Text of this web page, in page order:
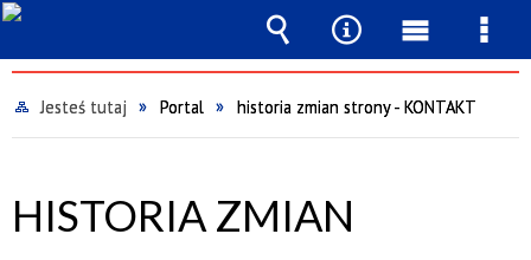
Jesteś tutaj Portal historia zmian strony - KONTAKT
HISTORIA ZMIAN
Wyszukiwarka
Narzędzia
Menu
główne